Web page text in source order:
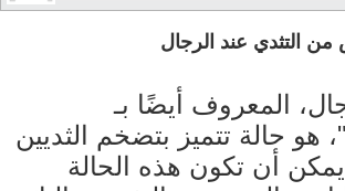
التثدي عند الرجال
المعروف أيضًا بـ
هو حالة تتميز بتضخم الثديين
أن تكون هذه الحالة